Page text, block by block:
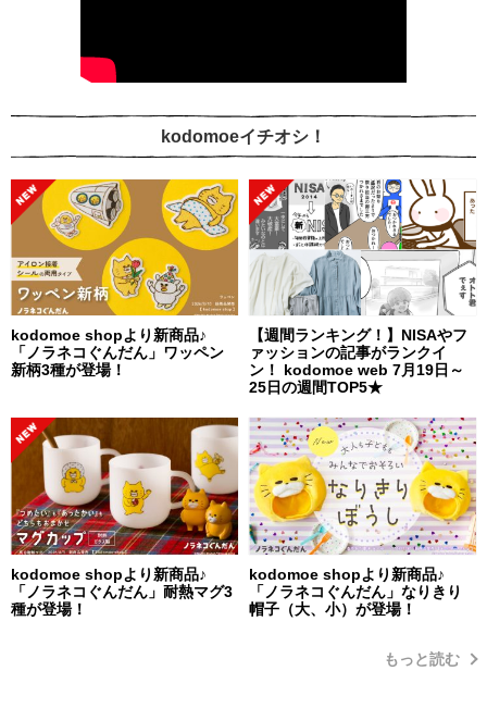
kodomoeイチオシ！
kodomoe shopより新商品♪
「ノラネコぐんだん」ワッペン
新柄3種が登場！
【週間ランキング！】NISAやフ
ァッションの記事がランクイ
ン！ kodomoe web 7月19日～
25日の週間TOP5★
kodomoe shopより新商品♪
「ノラネコぐんだん」耐熱マグ3
種が登場！
kodomoe shopより新商品♪
「ノラネコぐんだん」なりきり
帽子（大、小）が登場！
もっと読む